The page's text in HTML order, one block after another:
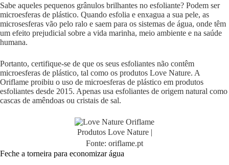
Sabe aqueles pequenos grânulos brilhantes no esfoliante? Podem ser
microesferas de plástico. Quando esfolia e enxagua a sua pele, as
microsesferas vão pelo ralo e saem para os sistemas de água, onde têm
um efeito prejudicial sobre a vida marinha, meio ambiente e na saúde
humana.
Portanto, certifique-se de que os seus esfoliantes não contêm
microesferas de plástico, tal como os produtos Love Nature. A
Oriflame proibiu o uso de microesferas de plástico em produtos
esfoliantes desde 2015. Apenas usa esfoliantes de origem natural como
cascas de amêndoas ou cristais de sal.
Produtos Love Nature |
Fonte: oriflame.pt
Feche a torneira para economizar água